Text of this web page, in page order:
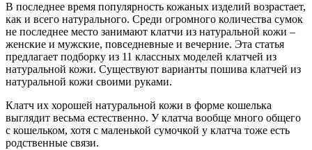
В последнее время популярность кожаных изделий возрастает,
как и всего натурального. Среди огромного количества сумок
не последнее место занимают клатчи из натуральной кожи –
женские и мужские, повседневные и вечерние. Эта статья
предлагает подборку из 11 классных моделей клатчей из
натуральной кожи. Существуют варианты пошива клатчей из
натуральной кожи своими руками.
Клатч их хорошей натуральной кожи в форме кошелька
выглядит весьма естественно. У клатча вообще много общего
с кошельком, хотя с маленькой сумочкой у клатча тоже есть
родственные связи.